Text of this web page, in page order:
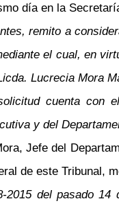
día en la
remito a
el cual, en
Lucrecia Mora
cuenta con
y del
Jefe del
de este Tribunal,
2015 del pasado